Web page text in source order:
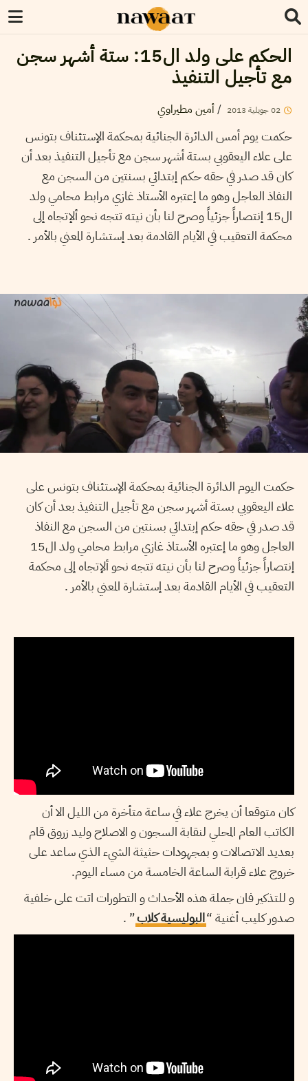
الحكم على ولد ال15: ستة أشهر سجن
مع تأجيل التنفيذ
02جويلية 2013
/أمين مطيراوي
حكمت يوم أمس الدائرة الجنائية بمحكمة الإستئناف بتونس
على علاء اليعقوبي بستة أشهر سجن مع تأجيل التنفيذ بعد أن
كان قد صدر في حقه حكم إبتدائي بسنتين من السجن مع
النفاذ العاجل وهو ما إعتبره الأستاذ غازي مرابط محامي ولد
ال15 إنتصاراً جزئياً وصرح لنا بأن نيته تتجه نحو ألإتجاه إلى
محكمة التعقيب في الأيام القادمة بعد إستشارة المعني بالأمر .
حكمت اليوم الدائرة الجنائية بمحكمة الإستئناف بتونس على
علاء اليعقوبي بستة أشهر سجن مع تأجيل التنفيذ بعد أن كان
قد صدر في حقه حكم إبتدائي بسنتين من السجن مع النفاذ
العاجل وهو ما إعتبره الأستاذ غازي مرابط محامي ولد ال15
إنتصاراً جزئياً وصرح لنا بأن نيته تتجه نحو ألإتجاه إلى محكمة
التعقيب في الأيام القادمة بعد إستشارة المعني بالأمر .
كان متوقعا أن يخرج علاء في ساعة متأخرة من الليل الا أن
الكاتب العام المحلي لنقابة السجون و الاصلاح وليد زروق قام
بعديد الاتصالات و بمجهودات حثيثة الشيء الذي ساعد على
خروج علاء قرابة الساعة الخامسة من مساء اليوم.
و للتذكير فان جملة هذه الأحداث و التطورات اتت على خلفية
صدور كليب أغنية “البوليسية كلاب” .